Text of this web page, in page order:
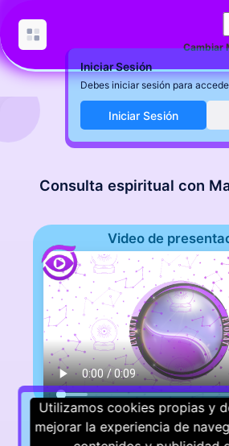
Cambiar
Iniciar Sesión
Debes iniciar sesión para
Iniciar Sesión
Consulta espiritual con
Video de
Utilizamos cookies propias y
mejorar la experiencia de